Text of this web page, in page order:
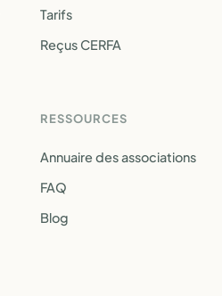
Tarifs
Reçus CERFA
RESSOURCES
Annuaire des associations
FAQ
Blog